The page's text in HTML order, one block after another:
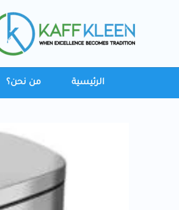
الرئيسية من نحن؟